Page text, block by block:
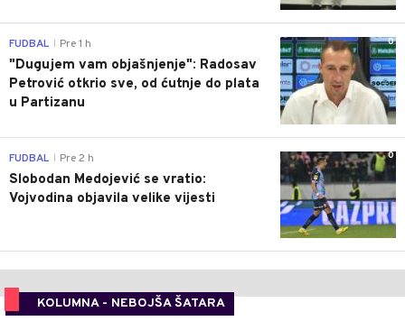
0
FUDBAL Pre 1 h
"Dugujem vam objašnjenje": Radosav
Petrović otkrio sve, od ćutnje do plata
u Partizanu
0
FUDBAL Pre 2 h
Slobodan Medojević se vratio:
Vojvodina objavila velike vijesti
KOLUMNA - NEBOJŠA ŠATARA